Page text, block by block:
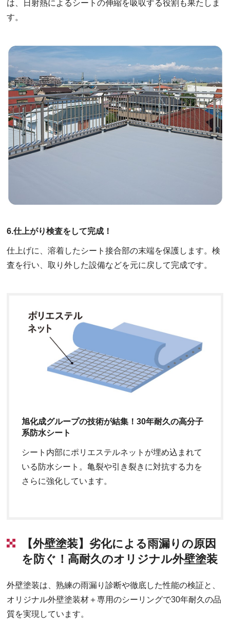
は、日射熱によるシートの伸縮を吸収する役割も果たしま
す。
6.仕上がり検査をして完成！
仕上げに、溶着したシート接合部の末端を保護します。検
査を行い、取り外した設備などを元に戻して完成です。
旭化成グループの技術が結集！30年耐久の高分子
系防水シート
シート内部にポリエステルネットが埋め込まれて
いる防水シート。亀裂や引き裂きに対抗する力を
さらに強化しています。
【外壁塗装】劣化による雨漏りの原因
を防ぐ！高耐久のオリジナル外壁塗装
外壁塗装は、熟練の雨漏り診断や徹底した性能の検証と、
オリジナル外壁塗装材＋専用のシーリングで30年耐久の品
質を実現しています。